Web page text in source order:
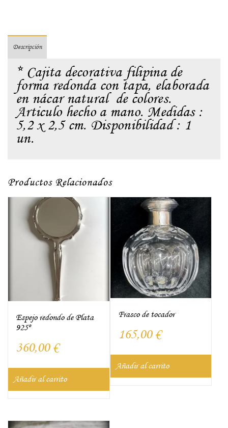
Descripción
* Cajita decorativa filipina de
forma redonda con tapa, elaborada
en nácar natural de colores.
Articulo hecho a mano. Medidas :
5,2 x 2,5 cm. Disponibilidad : 1
un.
Productos Relacionados
Espejo redondo de Plata
925º
360,00 €
Añadir al carrito
Frasco de tocador
165,00 €
Añadir al carrito